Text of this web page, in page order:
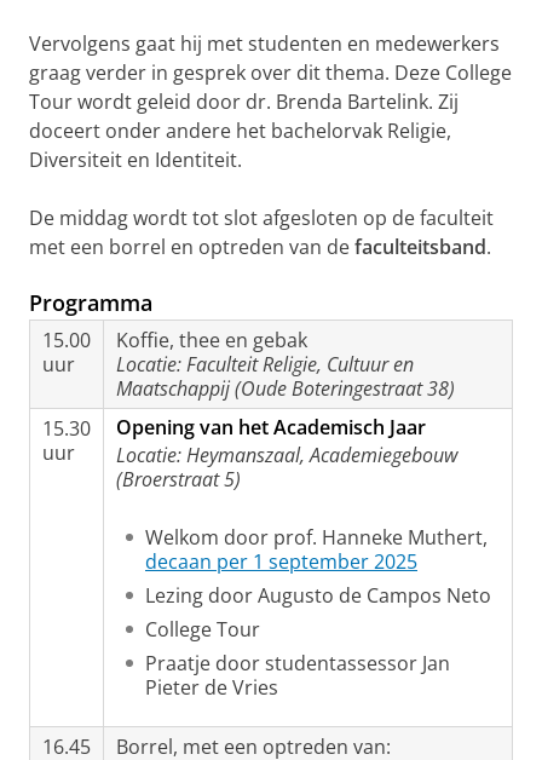
Vervolgens gaat hij met studenten en medewerkers
graag verder in gesprek over dit thema. Deze College
Tour wordt geleid door dr. Brenda Bartelink. Zij
doceert onder andere het bachelorvak Religie,
Diversiteit en Identiteit.
De middag wordt tot slot afgesloten op de faculteit
met een borrel en optreden van defaculteitsband.
Programma
15.00
uur
Koffie, thee en gebak
Locatie: Faculteit Religie, Cultuur en
Maatschappij (Oude Boteringestraat 38)
15.30
uur
Opening van het Academisch Jaar
Locatie: Heymanszaal, Academiegebouw
(Broerstraat 5)
Welkom door prof. Hanneke Muthert,
decaan per 1 september 2025
Lezing door Augusto de Campos Neto
College Tour
Praatje door studentassessor Jan
Pieter de Vries
16.45
Borrel, met een optreden van: